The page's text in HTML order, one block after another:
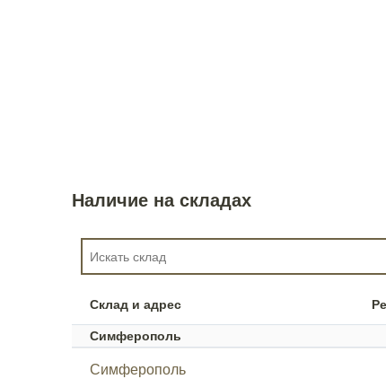
Наличие на складах
Склад и адрес
Симферополь
Симферополь